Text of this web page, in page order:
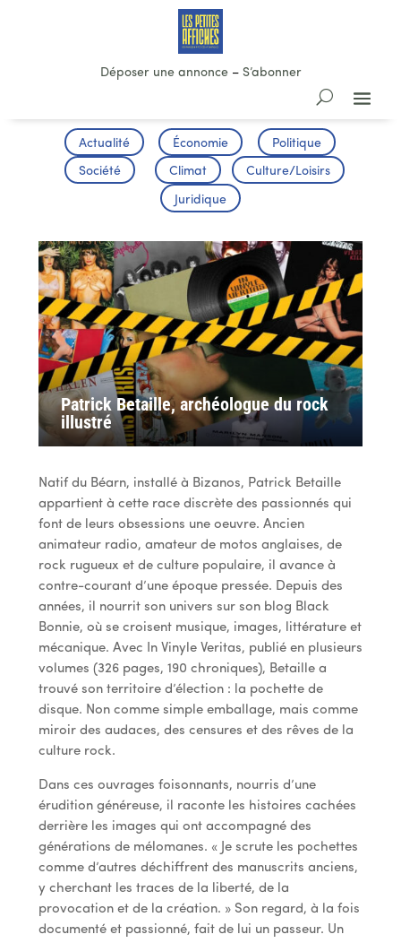
Déposer une annonce– S’abonner
Actualité Économie Politique
Société Climat Culture/Loisirs
Juridique
Patrick Betaille, archéologue du rock
illustré
Natif du Béarn, installé à Bizanos, Patrick Betaille
appartient à cette race discrète des passionnés qui
font de leurs obsessions une oeuvre. Ancien
animateur radio, amateur de motos anglaises, de
rock rugueux et de culture populaire, il avance à
contre-courant d’une époque pressée. Depuis des
années, il nourrit son univers sur son blog Black
Bonnie, où se croisent musique, images, littérature et
mécanique. Avec In Vinyle Veritas, publié en plusieurs
volumes (326 pages, 190 chroniques), Betaille a
trouvé son territoire d’élection : la pochette de
disque. Non comme simple emballage, mais comme
miroir des audaces, des censures et des rêves de la
culture rock.
Dans ces ouvrages foisonnants, nourris d’une
érudition généreuse, il raconte les histoires cachées
derrière les images qui ont accompagné des
générations de mélomanes. « Je scrute les pochettes
comme d’autres déchiffrent des manuscrits anciens,
y cherchant les traces de la liberté, de la
provocation et de la création. » Son regard, à la fois
documenté et passionné, fait de lui un passeur. Un